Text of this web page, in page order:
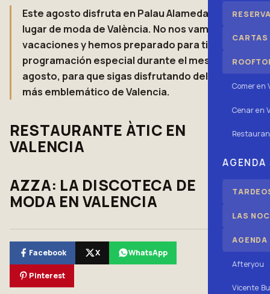
CARTAS
Comer en
Cenar en
AGENDA
LAS
Afteryou
Vicente
Este agosto disfruta en Palau Alameda, el
lugar de moda de València. No nos vamos de
vacaciones y hemos preparado para ti una
programación especial durante el mes de
agosto, para que sigas disfrutando del local
más emblemático de Valencia.
RESTAURANTE ÀTIC EN
VALENCIA
AZZA: LA DISCOTECA DE
MODA EN VALENCIA
Facebook X WhatsApp
Pinterest